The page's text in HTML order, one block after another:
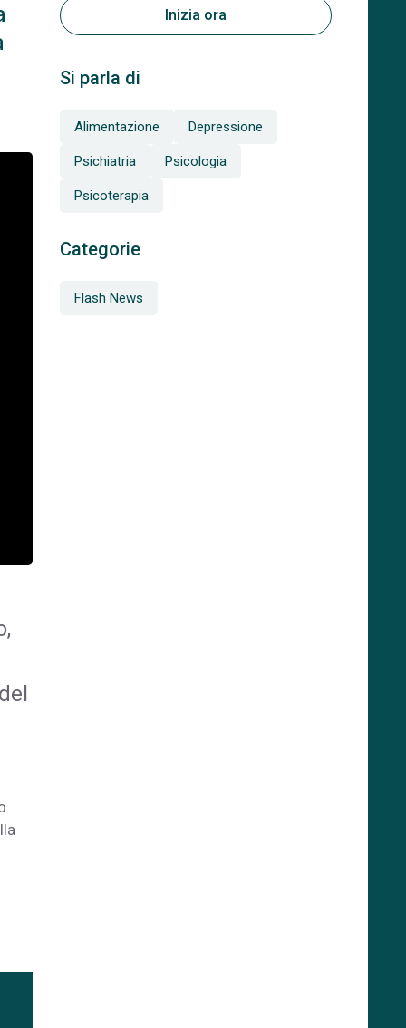
Si parla di
Alimentazione Depressione
Psichiatria Psicologia
Psicoterapia
Categorie
Flash News
Inizia ora